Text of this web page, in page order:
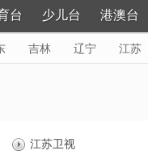
台 少儿台 港澳台
吉林 辽宁 江苏
江苏卫视